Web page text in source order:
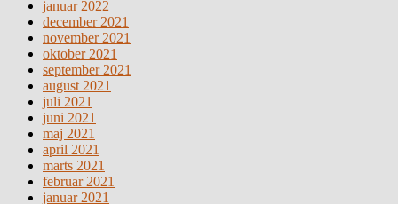
januar 2022
december 2021
november 2021
oktober 2021
september 2021
august 2021
juli 2021
juni 2021
maj 2021
april 2021
marts 2021
februar 2021
januar 2021